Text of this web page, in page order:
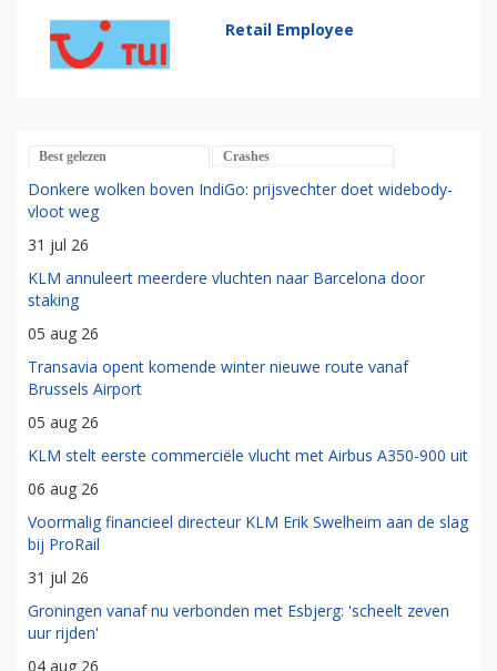
Retail Employee
Best gelezen Crashes
Donkere wolken boven IndiGo: prijsvechter doet widebody-
vloot weg
31 jul 26
KLM annuleert meerdere vluchten naar Barcelona door
staking
05 aug 26
Transavia opent komende winter nieuwe route vanaf
Brussels Airport
05 aug 26
KLM stelt eerste commerciële vlucht met Airbus A350-900 uit
06 aug 26
Voormalig financieel directeur KLM Erik Swelheim aan de slag
bij ProRail
31 jul 26
Groningen vanaf nu verbonden met Esbjerg: 'scheelt zeven
uur rijden'
04 aug 26